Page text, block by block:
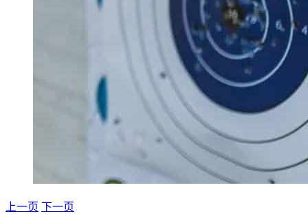
上一页 下一页